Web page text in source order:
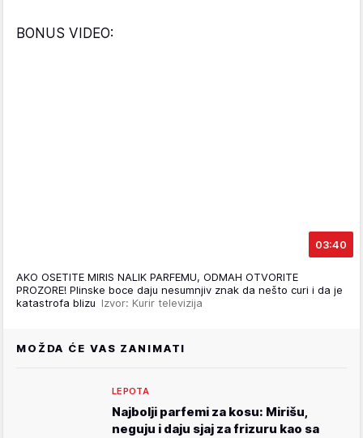
BONUS VIDEO:
03:40
AKO OSETITE MIRIS NALIK PARFEMU, ODMAH OTVORITE
PROZORE! Plinske boce daju nesumnjiv znak da nešto curi i da je
katastrofa blizu Izvor: Kurir televizija
MOŽDA ĆE VAS ZANIMATI
LEPOTA
Najbolji parfemi za kosu: Mirišu,
neguju i daju sjaj za frizuru kao sa